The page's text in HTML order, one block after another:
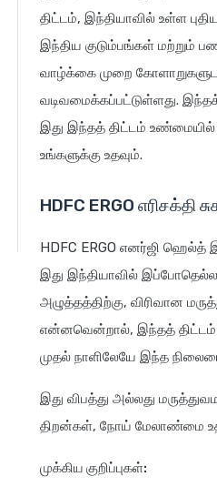
திட்டம், இந்தியாவில் உள்ள
இந்திய குடும்பங்கள் மற்றும்
வாழ்க்கை முறை
வடிவமைக்கப்பட்டுள்ளது.
இது இந்தத் திட்டம் உண்மையில்
உங்களுக்கு உதவும்.
HDFC ERGO
HDFC ERGO எனர்ஜி ஹெல்த்
இது இந்தியாவில்
அழுத்தத்திற்கு, விரிவான
என்னவென்றால், இந்தத் திட்டம்
முதல் நாளிலேயே இந்த
இது விபத்து அல்லது
திறன்கள், நோய் மேலாண்மை
முக்கிய குறிப்புகள்: